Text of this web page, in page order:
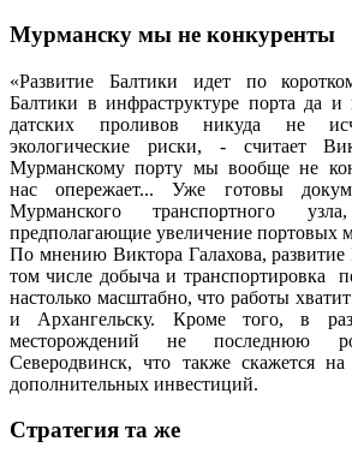
Мурманску мы не конкуренты
«Развитие Балтики идет по
Балтики в инфраструктуре порта да и
датских проливов никуда не
экологические риски, - считает
Мурманскому порту мы вообще не
нас опережает... Уже готовы
Мурманского транспортного
предполагающие увеличение портовых
По мнению Виктора Галахова, развитие
том числе добыча и транспортировка
настолько масштабно, что работы
и Архангельску. Кроме того, в
месторождений не последнюю
Северодвинск, что также скажется
дополнительных инвестиций.
Стратегия та же